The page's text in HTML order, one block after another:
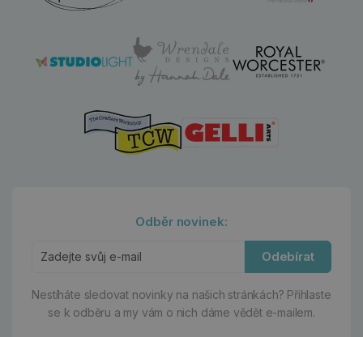
Odběr novinek:
Odebírat
Nestíháte sledovat novinky na našich stránkách? Přihlaste
se k odběru a my vám o nich dáme vědět e-mailem.